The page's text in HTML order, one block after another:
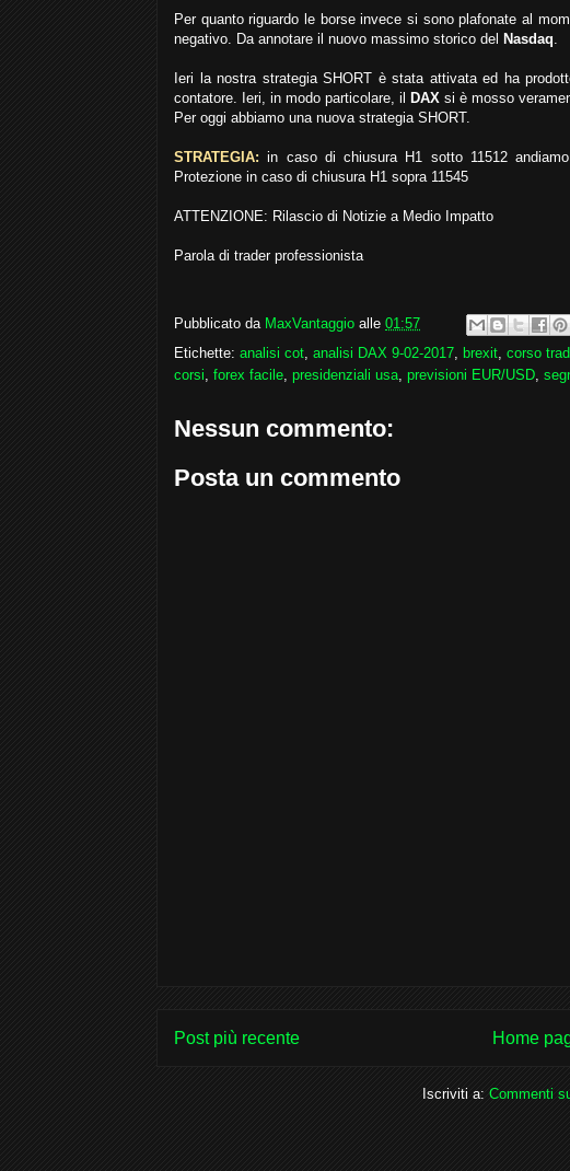
Per quanto riguardo le borse invece si sono plafonate al
negativo. Da annotare il nuovo massimo storico del Nasdaq
Ieri la nostra strategia SHORT è stata attivata ed ha
contatore. Ieri, in modo particolare, il DAX si è mosso
Per oggi abbiamo una nuova strategia SHORT.
STRATEGIA: in caso di chiusura H1 sotto 11512
Protezione in caso di chiusura H1 sopra 11545
ATTENZIONE: Rilascio di Notizie a Medio Impatto
Parola di trader professionista
Pubblicato da MaxVantaggio alle 01:57
Etichette: analisi cot analisi DAX 9-02-2017 brexit corso
corsi forex facile presidenziali usa previsioni EUR/USD
Nessun commento:
Posta un commento
Post più recente Home
Iscriviti a: Commenti